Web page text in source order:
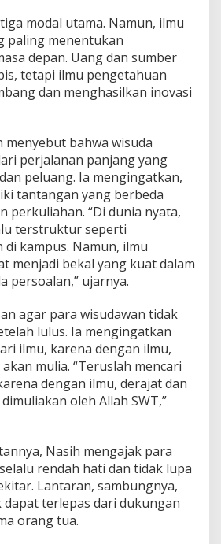
modal utama. Namun, ilmu
paling menentukan
depan. Uang dan sumber
tetapi ilmu pengetahuan
dan menghasilkan inovasi
menyebut bahwa wisuda
perjalanan panjang yang
peluang. Ia mengingatkan,
tantangan yang berbeda
perkuliahan. “Di dunia nyata,
terstruktur seperti
kampus. Namun, ilmu
menjadi bekal yang kuat dalam
persoalan,” ujarnya.
agar para wisudawan tidak
lulus. Ia mengingatkan
ilmu, karena dengan ilmu,
mulia. “Teruslah mencari
dengan ilmu, derajat dan
oleh Allah SWT,”
Nasih mengajak para
rendah hati dan tidak lupa
Lantaran, sambungnya,
terlepas dari dukungan
orang tua.